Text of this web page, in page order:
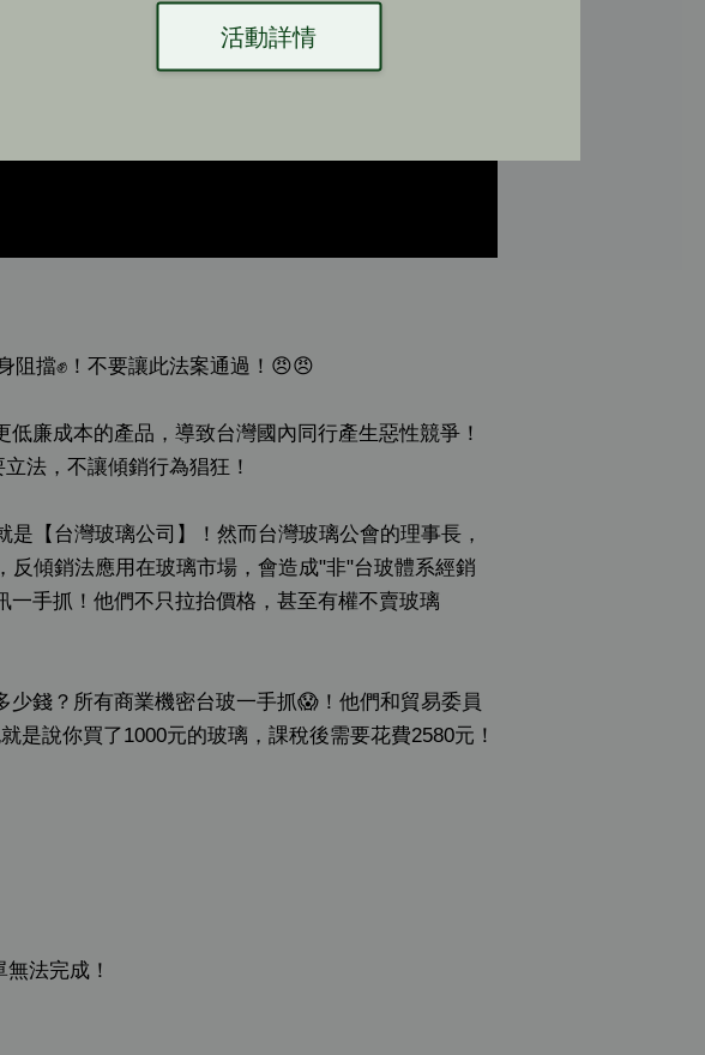
活動詳情
阻擋✊！不要讓此法案通過！😠😠
廉成本的產品，導致台灣國內同行產生惡性競爭！
法，不讓傾銷行為猖狂！
【台灣玻璃公司】！然而台灣玻璃公會的理事長，
傾銷法應用在玻璃市場，會造成"非"台玻體系經銷
手抓！他們不只拉抬價格，甚至有權不賣玻璃
錢？所有商業機密台玻一手抓😱！他們和貿易委員
是說你買了1000元的玻璃，課稅後需要花費2580元！
法完成！